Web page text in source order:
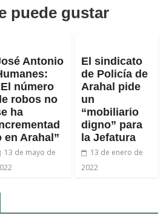
puede gustar
Antonio
número
robos no
ha
en Arahal”
13 de mayo de
El sindicato
de Policía de
Arahal pide
un
“mobiliario
digno” para
la Jefatura
13 de enero de
2022